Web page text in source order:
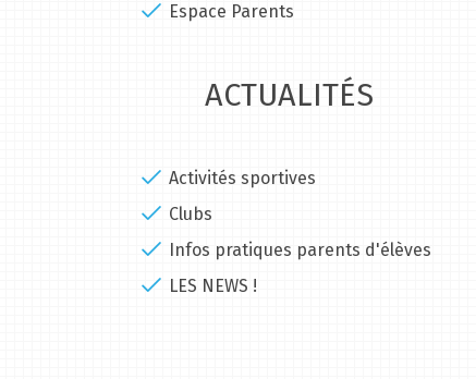
Espace Parents
ACTUALITÉS
Activités sportives
Clubs
Infos pratiques parents d'élèves
LES NEWS !